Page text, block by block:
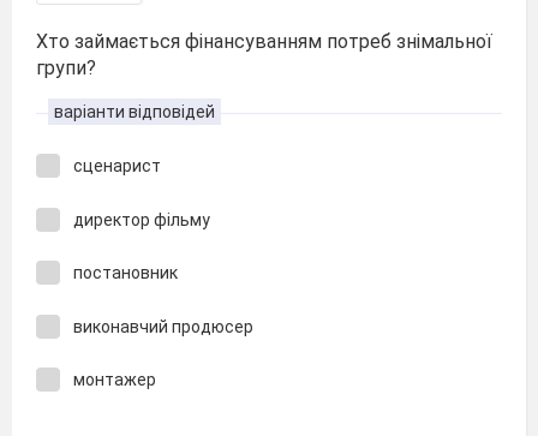
Хто займається фінансуванням потреб знімальної
групи?
варіанти відповідей
сценарист
директор фільму
постановник
виконавчий продюсер
монтажер